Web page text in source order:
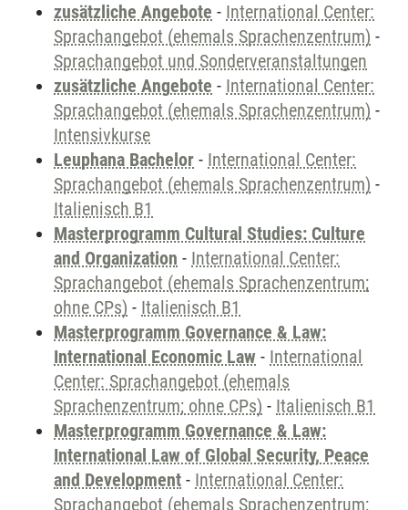
zusätzliche Angebote - International Center:
Sprachangebot (ehemals Sprachenzentrum) -
Sprachangebot und Sonderveranstaltungen
zusätzliche Angebote - International Center:
Sprachangebot (ehemals Sprachenzentrum) -
Intensivkurse
Leuphana Bachelor - International Center:
Sprachangebot (ehemals Sprachenzentrum) -
Italienisch B1
Masterprogramm Cultural Studies: Culture
and Organization - International Center:
Sprachangebot (ehemals Sprachenzentrum;
ohne CPs) - Italienisch B1
Masterprogramm Governance & Law:
International Economic Law - International
Center: Sprachangebot (ehemals
Sprachenzentrum; ohne CPs) - Italienisch B1
Masterprogramm Governance & Law:
International Law of Global Security, Peace
and Development - International Center:
Sprachangebot (ehemals Sprachenzentrum;